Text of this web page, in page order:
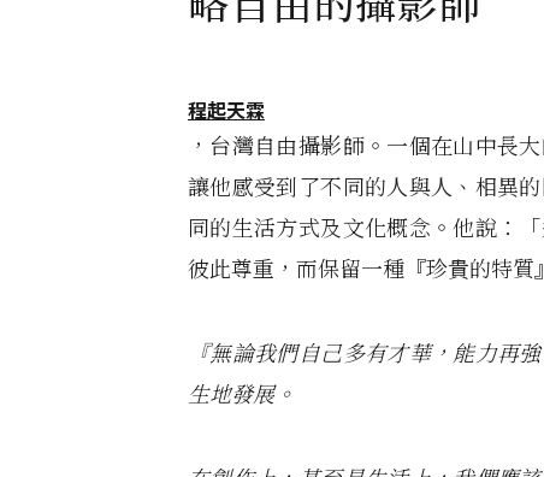
程起天霖
，台灣自由攝影師。一個在山中長
讓他感受到了不同的人與人、相異
同的生活方式及文化概念。他說：
彼此尊重，而保留一種『珍貴的特質
『無論我們自己多有才華，能力再
生地發展。